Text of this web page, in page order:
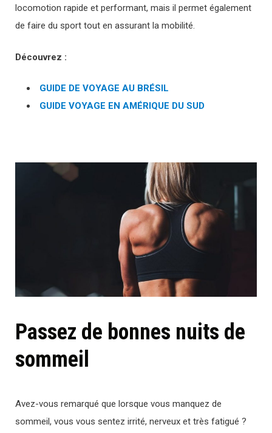
locomotion rapide et performant, mais il permet également
de faire du sport tout en assurant la mobilité.
Découvrez :
GUIDE DE VOYAGE AU BRÉSIL
GUIDE VOYAGE EN AMÉRIQUE DU SUD
Passez de bonnes nuits de
sommeil
Avez-vous remarqué que lorsque vous manquez de
sommeil, vous vous sentez irrité, nerveux et très fatigué ?